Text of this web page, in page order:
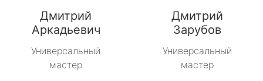
Дмитрий
Аркадьевич
Универсальный
мастер
Дмитрий
Зарубов
Универсальный
мастер